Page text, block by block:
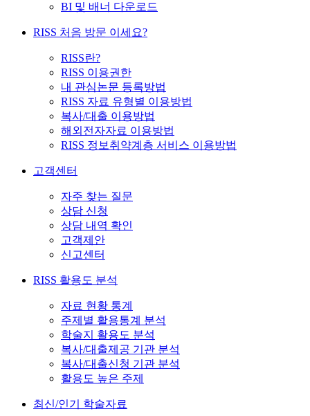
BI 및 배너 다운로드
RISS 처음 방문 이세요?
RISS란?
RISS 이용권한
내 관심논문 등록방법
RISS 자료 유형별 이용방법
복사/대출 이용방법
해외전자자료 이용방법
RISS 정보취약계층 서비스 이용방법
고객센터
자주 찾는 질문
상담 신청
상담 내역 확인
고객제안
신고센터
RISS 활용도 분석
자료 현황 통계
주제별 활용통계 분석
학술지 활용도 분석
복사/대출제공 기관 분석
복사/대출신청 기관 분석
활용도 높은 주제
최신/인기 학술자료